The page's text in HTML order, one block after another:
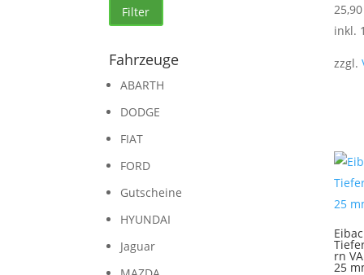
Filter
Fahrzeuge
ABARTH
DODGE
FIAT
FORD
Gutscheine
HYUNDAI
Jaguar
inkl.
zzgl.
rn
25